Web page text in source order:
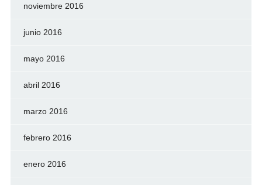
noviembre 2016
junio 2016
mayo 2016
abril 2016
marzo 2016
febrero 2016
enero 2016